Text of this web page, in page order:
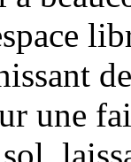
une